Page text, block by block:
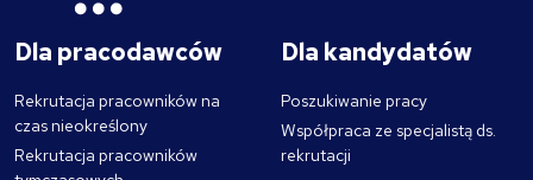
Dla pracodawców
Rekrutacja pracowników na
czas nieokreślony
Rekrutacja pracowników
Dla kandydatów
Poszukiwanie pracy
Współpraca ze specjalistą ds.
rekrutacji